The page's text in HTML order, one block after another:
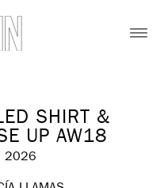
SHIRT &
UP AW18